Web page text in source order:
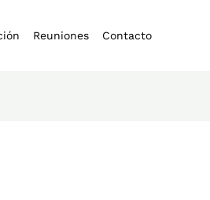
Reuniones Contacto